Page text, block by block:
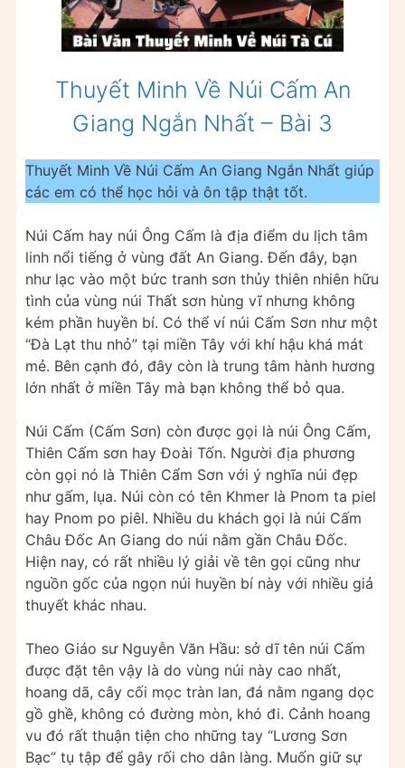
Thuyết Minh Về Núi Cấm An
Giang Ngắn Nhất – Bài 3
Thuyết Minh Về Núi Cấm An Giang Ngắn Nhất giúp
các em có thể học hỏi và ôn tập thật tốt.
Núi Cấm hay núi Ông Cấm là địa điểm du lịch tâm
linh nổi tiếng ở vùng đất An Giang. Đến đây, bạn
như lạc vào một bức tranh sơn thủy thiên nhiên hữu
tình của vùng núi Thất sơn hùng vĩ nhưng không
kém phần huyền bí. Có thể ví núi Cấm Sơn như một
“Đà Lạt thu nhỏ” tại miền Tây với khí hậu khá mát
mẻ. Bên cạnh đó, đây còn là trung tâm hành hương
lớn nhất ở miền Tây mà bạn không thể bỏ qua.
Núi Cấm (Cấm Sơn) còn được gọi là núi Ông Cấm,
Thiên Cấm sơn hay Đoài Tốn. Người địa phương
còn gọi nó là Thiên Cẩm Sơn với ý nghĩa núi đẹp
như gấm, lụa. Núi còn có tên Khmer là Pnom ta piel
hay Pnom po piêl. Nhiều du khách gọi là núi Cấm
Châu Đốc An Giang do núi nằm gần Châu Đốc.
Hiện nay, có rất nhiều lý giải về tên gọi cũng như
nguồn gốc của ngọn núi huyền bí này với nhiều giả
thuyết khác nhau.
Theo Giáo sư Nguyễn Văn Hầu: sở dĩ tên núi Cấm
được đặt tên vậy là do vùng núi này cao nhất,
hoang dã, cây cối mọc tràn lan, đá nằm ngang dọc
gồ ghề, không có đường mòn, khó đi. Cảnh hoang
vu đó rất thuận tiện cho những tay “Lương Sơn
Bạc” tụ tập để gây rối cho dân làng. Muốn giữ sự